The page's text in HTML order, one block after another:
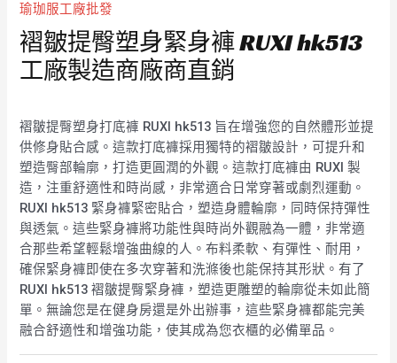
瑜珈服工廠批發
褶皺提臀塑身緊身褲 RUXI hk513
工廠製造商廠商直銷
褶皺提臀塑身打底褲 RUXI hk513 旨在增強您的自然體形並提
供修身貼合感。這款打底褲採用獨特的褶皺設計，可提升和
塑造臀部輪廓，打造更圓潤的外觀。這款打底褲由 RUXI 製
造，注重舒適性和時尚感，非常適合日常穿著或劇烈運動。
RUXI hk513 緊身褲緊密貼合，塑造身體輪廓，同時保持彈性
與透氣。這些緊身褲將功能性與時尚外觀融為一體，非常適
合那些希望輕鬆增強曲線的人。布料柔軟、有彈性、耐用，
確保緊身褲即使在多次穿著和洗滌後也能保持其形狀。有了
RUXI hk513 褶皺提臀緊身褲，塑造更雕塑的輪廓從未如此簡
單。無論您是在健身房還是外出辦事，這些緊身褲都能完美
融合舒適性和增強功能，使其成為您衣櫃的必備單品。